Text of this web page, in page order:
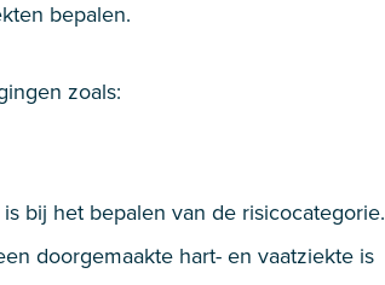
bepalen.
zoals:
bij het bepalen van de risicocategorie.
doorgemaakte hart- en vaatziekte is